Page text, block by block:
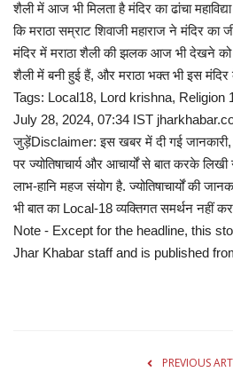
शैली में आज भी मिलता है मंदिर का ढांचा
कि मराठा सम्राट शिवाजी महाराज ने मंदिर का
मंदिर में मराठा शैली की झलक आज भी देखने को
शैली में बनी हुई हैं, और मराठा भक्त भी इस
Tags: Local18, Lord krishna, Religion
July 28, 2024, 07:34 IST
जुड़ेंDisclaimer: इस खबर में दी गई जानकारी,
पर ज्योतिषाचार्य और आचार्यों से बात करके
लाभ-हानि महज संयोग है. ज्योतिषाचार्यों की
भी बात का Local-18 व्यक्तिगत समर्थन नहीं
Note - Except for the headline, this
Jhar Khabar staff and is published
PREVIOUS